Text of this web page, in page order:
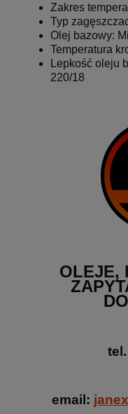
Zakres
Typ
Olej bazowy:
Temperatura
Lepkość oleju
220/18
OLEJE,
tel.
email: